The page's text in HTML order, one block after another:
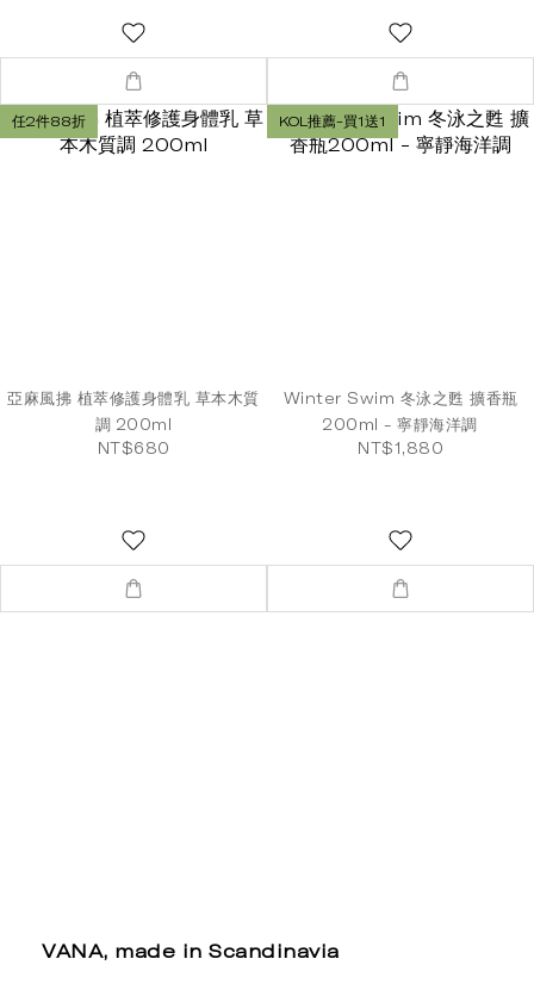
任2件88折
亞麻風拂 植萃修護身體乳 草本木質
調 200ml
NT$680
KOL推薦-買1送1
Winter Swim 冬泳之甦 擴香瓶
200ml - 寧靜海洋調
NT$1,880
VANA, made in Scandinavia